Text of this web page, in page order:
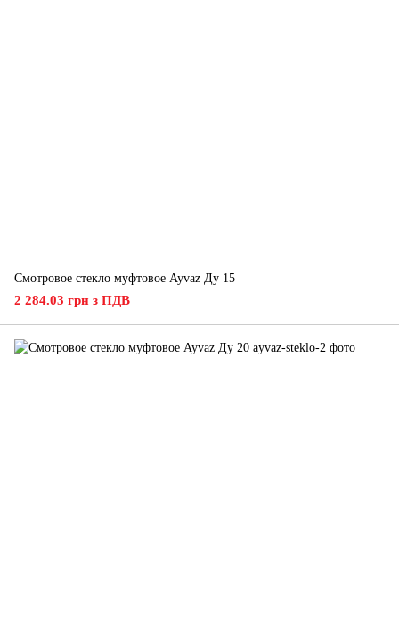
Смотровое стекло муфтовое Ayvaz Ду 15
2 284.03 грн з ПДВ